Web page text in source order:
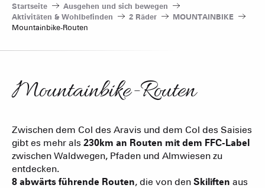
Startseite
Ausgehen und sich bewegen
Aktivitäten & Wohlbefinden
2 Räder
MOUNTAINBIKE
Mountainbike-Routen
Mountainbike-Routen
Zwischen dem Col des Aravis und dem Col des Saisies
gibt es mehr als 230km an Routen mit dem FFC-Label
zwischen Waldwegen, Pfaden und Almwiesen zu
entdecken.
8 abwärts führende Routen, die von den Skiliften aus